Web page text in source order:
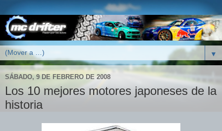
▼
SÁBADO, 9 DE FEBRERO DE 2008
Los 10 mejores motores japoneses de la
historia